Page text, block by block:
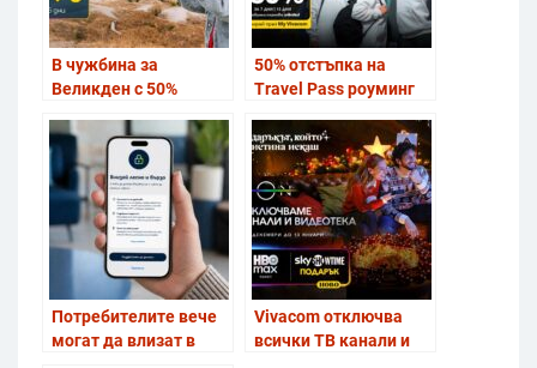
В чужбина за
Великден с 50%
Pass роуминг пакети
от Vivacom
50% отстъпка на
Travel Pass роуминг
Потребителите вече
могат да влизат в
Vivacom отключва
всички ТВ канали и